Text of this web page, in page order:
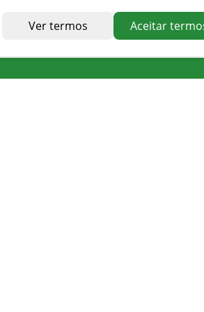
Endereço
Ver termos Aceitar